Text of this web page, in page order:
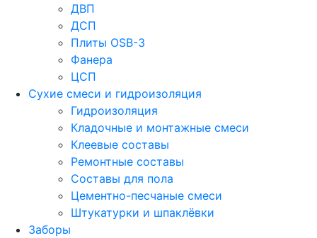
ДВП
ДСП
Плиты OSB-3
Фанера
ЦСП
Сухие смеси и гидроизоляция
Гидроизоляция
Кладочные и монтажные смеси
Клеевые составы
Ремонтные составы
Составы для пола
Цементно-песчаные смеси
Штукатурки и шпаклёвки
Заборы